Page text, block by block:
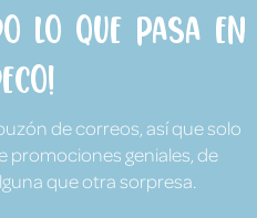
lo que pasa en
de correos, así que solo
promociones geniales, de
que otra sorpresa.